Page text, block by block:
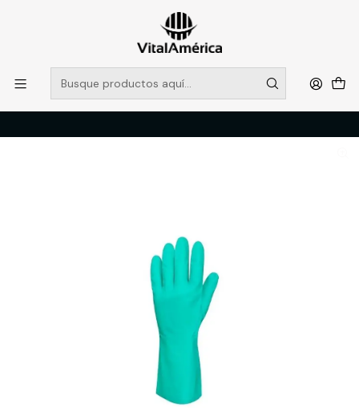
POR SISTEMA FRONTAL SOLO RETIROS EN TIENDA, DESDE
MUCHAS GRACIAS +569 5956 2237
Leer más
Inicio PROTECCION PERSONAL
MANOS
Guante Nitril-Flex-Haz, LN-500, Talla 9 FORCE